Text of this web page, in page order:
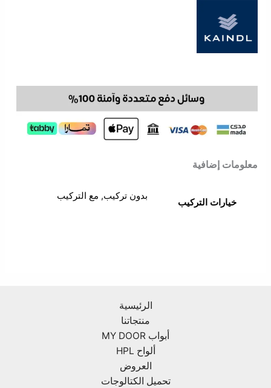
معلومات إضافية
خيارات التركيب
بدون تركيب, مع التركيب
الرئيسية
منتجاتنا
أبواب MY DOOR
ألواح HPL
العروض
تحميل الكتالوجات